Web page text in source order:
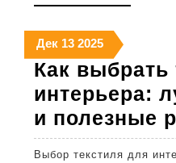
ДАЛЕЕ
Дек13
декабря
2025
1313
декабря
2025
202513
декабря
2025
Как выбрать
интерьера:
и полезные
Выбор текстиля для интерьера — это не просто